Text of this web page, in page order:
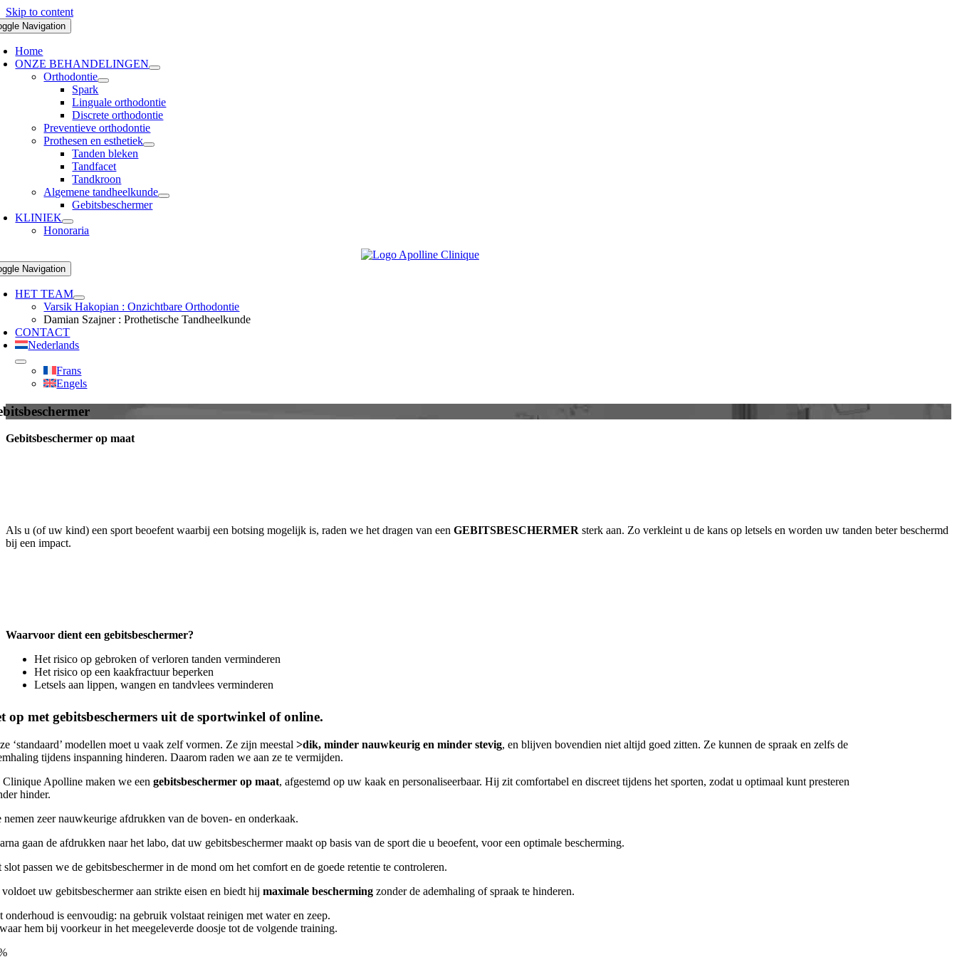
Skip to content
Navigation
Home
ONZE BEHANDELINGEN
Orthodontie
Spark
Linguale orthodontie
Discrete orthodontie
Preventieve orthodontie
Prothesen en esthetiek
Tanden bleken
Tandfacet
Tandkroon
Algemene tandheelkunde
Gebitsbeschermer
KLINIEK
Honoraria
Navigation
HET TEAM
Varsik Hakopian : Onzichtbare Orthodontie
Damian Szajner : Prothetische Tandheelkunde
CONTACT
Nederlands
Frans
Engels
Gebitsbeschermer op maat
Als u (of uw kind) een sport beoefent waarbij een botsing mogelijk is, raden we het dragen van een GEBITSBESCHERMER sterk aan. Zo verkleint u de kans op letsels en worden uw tanden beter beschermd
bij een impact.
Waarvoor dient een gebitsbeschermer?
Het risico op gebroken of verloren tanden verminderen
Het risico op een kaakfractuur beperken
Letsels aan lippen, wangen en tandvlees verminderen
op met gebitsbeschermers uit de sportwinkel of online.
‘standaard’ modellen moet u vaak zelf vormen. Ze zijn meestal>dik, minder nauwkeurig en minder stevig, en blijven bovendien niet altijd goed zitten. Ze kunnen de spraak en zelfs de
tijdens inspanning hinderen. Daarom raden we aan ze te vermijden.
Apolline maken we eengebitsbeschermer op maat, afgestemd op uw kaak en personaliseerbaar. Hij zit comfortabel en discreet tijdens het sporten, zodat u optimaal kunt presteren
hinder.
nemen zeer nauwkeurige afdrukken van de boven- en onderkaak.
gaan de afdrukken naar het labo, dat uw gebitsbeschermer maakt op basis van de sport die u beoefent, voor een optimale bescherming.
slot passen we de gebitsbeschermer in de mond om het comfort en de goede retentie te controleren.
uw gebitsbeschermer aan strikte eisen en biedt hijmaximale bescherming zonder de ademhaling of spraak te hinderen.
onderhoud is eenvoudig: na gebruik volstaat reinigen met water en zeep.
hem bij voorkeur in het meegeleverde doosje tot de volgende training.